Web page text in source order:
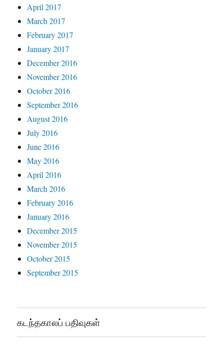
April 2017
March 2017
February 2017
January 2017
December 2016
November 2016
October 2016
September 2016
August 2016
July 2016
June 2016
May 2016
April 2016
March 2016
February 2016
January 2016
December 2015
November 2015
October 2015
September 2015
கடந்தகாலப் பதிவுகள்